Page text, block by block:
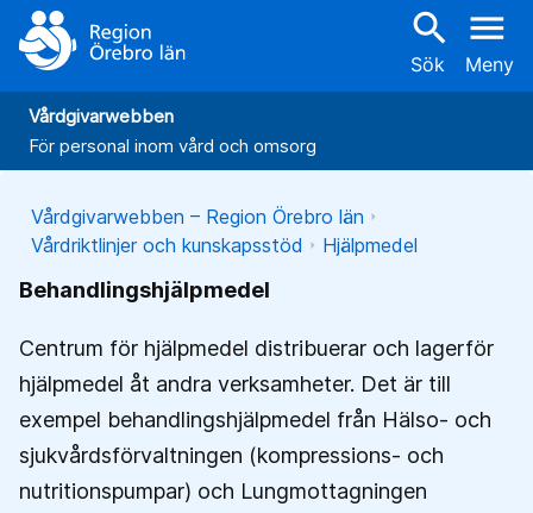
search
Sök
menu
Meny
Vårdgivarwebben
För personal inom vård och omsorg
Vårdgivarwebben – Region Örebro län
Vårdriktlinjer och kunskapsstöd
Hjälpmedel
Behandlingshjälpmedel
Centrum för hjälpmedel distribuerar och lagerför
hjälpmedel åt andra verksamheter. Det är till
exempel behandlingshjälpmedel från Hälso- och
sjukvårdsförvaltningen (kompressions- och
nutritionspumpar) och Lungmottagningen